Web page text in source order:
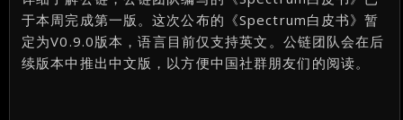
于本周完成第一版。这次公布的《Spectrum白皮书》暂
定为V0.9.0版本，语言目前仅支持英文。公链团队会在后
续版本中推出中文版，以方便中国社群朋友们的阅读。